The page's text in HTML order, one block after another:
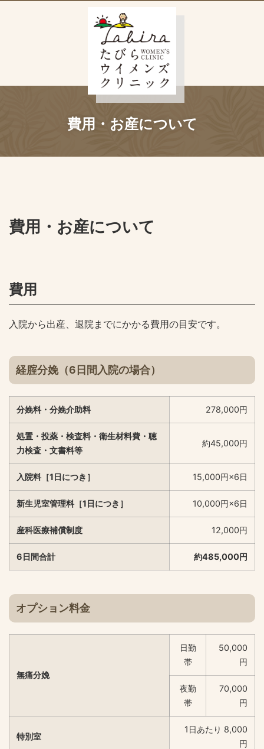
費用・お産について
費用・お産について
費用
入院から出産、退院までにかかる費用の目安です。
経腟分娩（6日間入院の場合）
分娩料・分娩介助料 278,000円
処置・投薬・検査料・衛生材料費・聴
力検査・文書料等
約45,000円
入院料［1日につき］ 15,000円×6日
新生児室管理料［1日につき］ 10,000円×6日
産科医療補償制度 12,000円
6日間合計 約485,000円
オプション料金
無痛分娩
日勤
帯
50,000
円
夜勤
帯
70,000
円
特別室
1日あたり 8,000
円